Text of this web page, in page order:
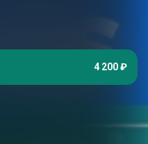
4 200 ₽